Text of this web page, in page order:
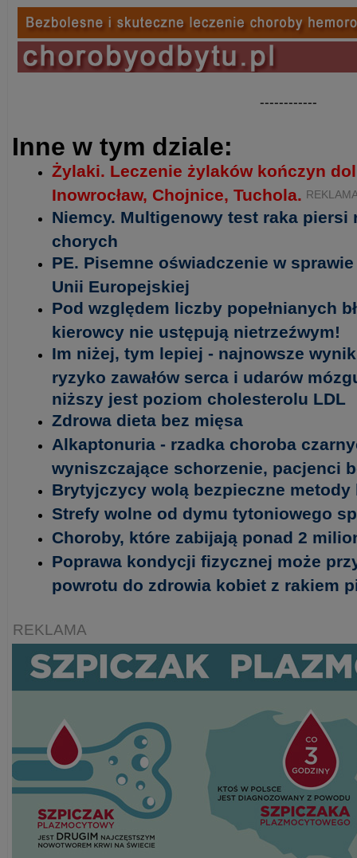
------------
Inne w tym dziale:
Żylaki. Leczenie żylaków kończyn
Inowrocław, Chojnice, Tuchola.
Niemcy. Multigenowy test raka piersi
chorych
PE. Pisemne oświadczenie w
Unii Europejskiej
Pod względem liczby popełnianych
kierowcy nie ustępują nietrzeźwym!
Im niżej, tym lepiej - najnowsze
ryzyko zawałów serca i udarów
niższy jest poziom cholesterolu LDL
Zdrowa dieta bez mięsa
Alkaptonuria - rzadka choroba
wyniszczające schorzenie, pacjenci
Brytyjczycy wolą bezpieczne metody
Strefy wolne od dymu tytoniowego
Choroby, które zabijają ponad 2
Poprawa kondycji fizycznej może
powrotu do zdrowia kobiet z rakiem
REKLAMA